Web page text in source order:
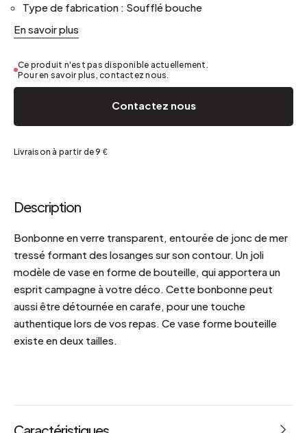
Type de fabrication : Soufflé bouche
En savoir plus
Ce produit n'est pas disponible actuellement.
Pour en savoir plus, contactez nous.
Contactez nous
Livraison à partir de 9 €
Description
Bonbonne en verre transparent, entourée de jonc de mer
tressé formant des losanges sur son contour. Un joli
modèle de vase en forme de bouteille, qui apportera un
esprit campagne à votre déco. Cette bonbonne peut
aussi être détournée en carafe, pour une touche
authentique lors de vos repas. Ce vase forme bouteille
existe en deux tailles.
Caractéristiques